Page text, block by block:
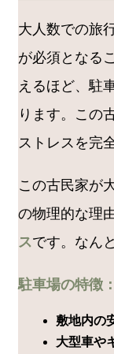
大人数での旅
が必須となる
えるほど、駐
ります。この
ストレスを完
この古民家が
の物理的な理
スです。なんと
駐車場の特徴：
敷地内の
大型車や